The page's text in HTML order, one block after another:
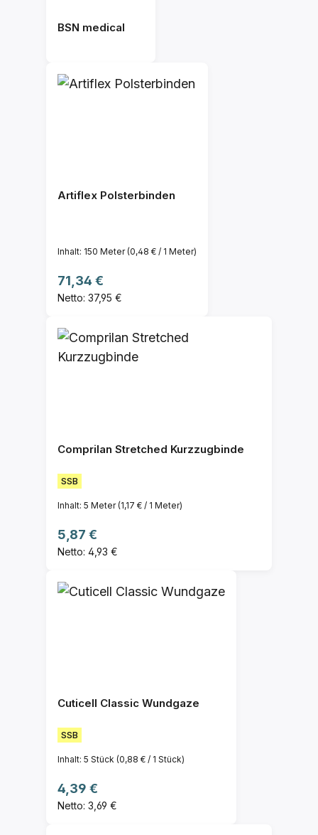
BSN medical
Artiflex Polsterbinden
Inhalt: 150 Meter(0,48 € / 1 Meter)
Regulärer Preis:
71,34 €
Netto: 37,95 €
Comprilan Stretched Kurzzugbinde
SSB
Inhalt: 5 Meter(1,17 € / 1 Meter)
Regulärer Preis:
5,87 €
Netto: 4,93 €
Cuticell Classic Wundgaze
SSB
Inhalt: 5 Stück (0,88 € / 1 Stück)
Regulärer Preis:
4,39 €
Netto: 3,69 €